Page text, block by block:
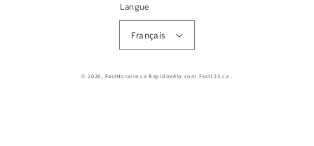
Langue
Français
© 2026, FastHoraire.ca RapidoVélo.com Fast123.ca .